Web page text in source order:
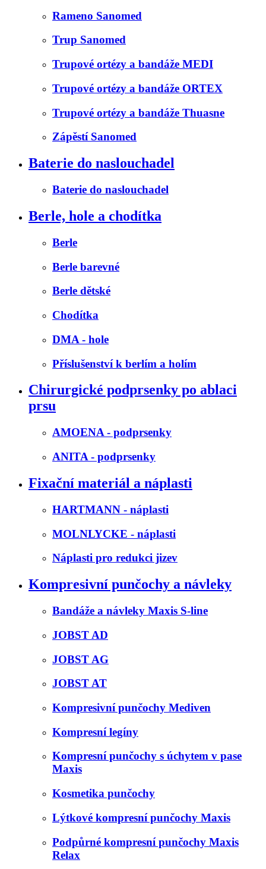
Rameno Sanomed
Trup Sanomed
Trupové ortézy a bandáže MEDI
Trupové ortézy a bandáže ORTEX
Trupové ortézy a bandáže Thuasne
Zápěstí Sanomed
Baterie do naslouchadel
Baterie do naslouchadel
Berle, hole a chodítka
Berle
Berle barevné
Berle dětské
Chodítka
DMA - hole
Příslušenství k berlím a holím
Chirurgické podprsenky po ablaci
prsu
AMOENA - podprsenky
ANITA - podprsenky
Fixační materiál a náplasti
HARTMANN - náplasti
MOLNLYCKE - náplasti
Náplasti pro redukci jizev
Kompresivní punčochy a návleky
Bandáže a návleky Maxis S-line
JOBST AD
JOBST AG
JOBST AT
Kompresivní punčochy Mediven
Kompresní legíny
Kompresní punčochy s úchytem v pase
Maxis
Kosmetika punčochy
Lýtkové kompresní punčochy Maxis
Podpůrné kompresní punčochy Maxis
Relax